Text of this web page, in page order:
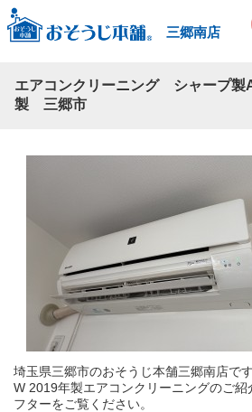
三郷南店
エアコンクリーニング シャープ製
製 三郷市
埼玉県三郷市のおそうじ本舗三郷南店で
W 2019年製エアコンクリーニングのご
フターをご覧ください。